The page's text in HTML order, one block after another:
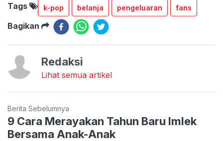
Tags
k-pop belanja pengeluaran fans
Bagikan
Redaksi
Lihat semua artikel
Berita Sebelumnya
9 Cara Merayakan Tahun Baru Imlek
Bersama Anak-Anak